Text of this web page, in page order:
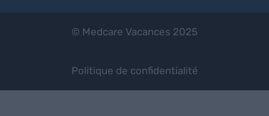
© Medcare Vacances 2025
Politique de confidentialité